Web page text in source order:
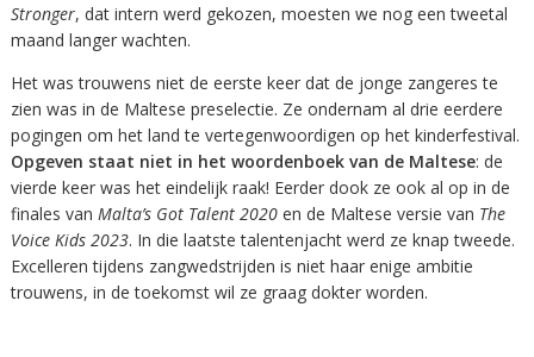
Stronger, dat intern werd gekozen, moesten we nog een tweetal
maand langer wachten.
Het was trouwens niet de eerste keer dat de jonge zangeres te
zien was in de Maltese preselectie. Ze ondernam al drie eerdere
pogingen om het land te vertegenwoordigen op het kinderfestival.
Opgeven staat niet in het woordenboek van de Maltese: de
vierde keer was het eindelijk raak! Eerder dook ze ook al op in de
finales van Malta’s Got Talent 2020en de Maltese versie van The
Voice Kids 2023. In die laatste talentenjacht werd ze knap tweede.
Excelleren tijdens zangwedstrijden is niet haar enige ambitie
trouwens, in de toekomst wil ze graag dokter worden.